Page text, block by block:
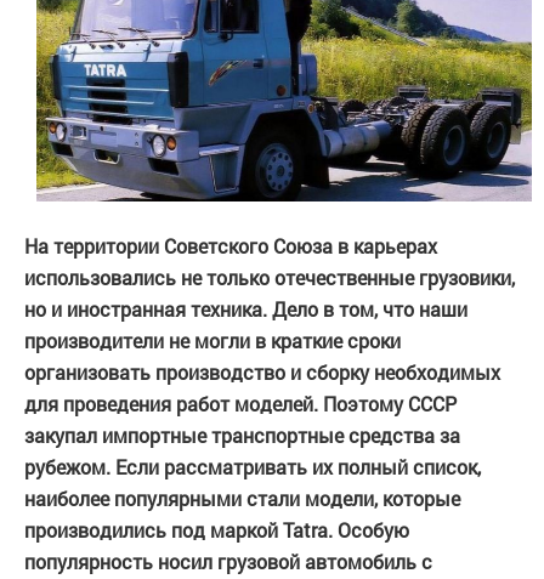
На территории Советского Союза в карьерах
использовались не только отечественные грузовики,
но и иностранная техника. Дело в том, что наши
производители не могли в краткие сроки
организовать производство и сборку необходимых
для проведения работ моделей. Поэтому СССР
закупал импортные транспортные средства за
рубежом. Если рассматривать их полный список,
наиболее популярными стали модели, которые
производились под маркой Tatra. Особую
популярность носил грузовой автомобиль с